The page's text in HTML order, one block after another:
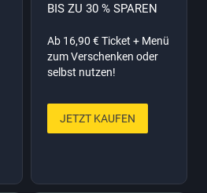
BIS ZU 30 % SPAREN
Ab 16,90 € Ticket + Menü
zum Verschenken oder
selbst nutzen!
JETZT KAUFEN